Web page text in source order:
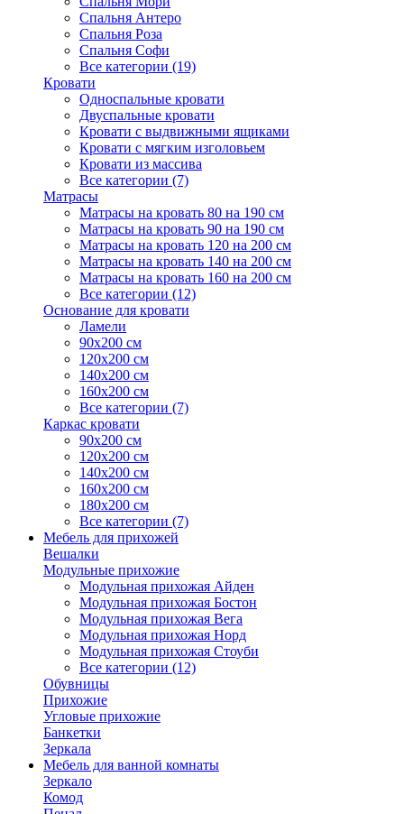
Спальня Антеро
Спальня Роза
Спальня Софи
Все категории (19)
Кровати
Односпальные кровати
Двуспальные кровати
Кровати с выдвижными ящиками
Кровати с мягким изголовьем
Кровати из массива
Все категории (7)
Матрасы
Матрасы на кровать 80 на 190 см
Матрасы на кровать 90 на 190 см
Матрасы на кровать 120 на 200 см
Матрасы на кровать 140 на 200 см
Матрасы на кровать 160 на 200 см
Все категории (12)
Основание для кровати
Ламели
90х200 см
120х200 см
140х200 см
160х200 см
Все категории (7)
Каркас кровати
90х200 см
120х200 см
140х200 см
160х200 см
180х200 см
Все категории (7)
Мебель для прихожей
Вешалки
Модульные прихожие
Модульная прихожая Айден
Модульная прихожая Бостон
Модульная прихожая Вега
Модульная прихожая Норд
Модульная прихожая Стоуби
Все категории (12)
Обувницы
Прихожие
Угловые прихожие
Банкетки
Зеркала
Мебель для ванной комнаты
Зеркало
Комод